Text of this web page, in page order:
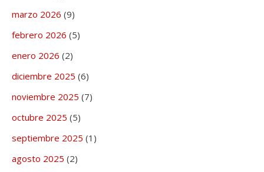
marzo 2026 (9)
febrero 2026 (5)
enero 2026 (2)
diciembre 2025 (6)
noviembre 2025 (7)
octubre 2025 (5)
septiembre 2025 (1)
agosto 2025 (2)